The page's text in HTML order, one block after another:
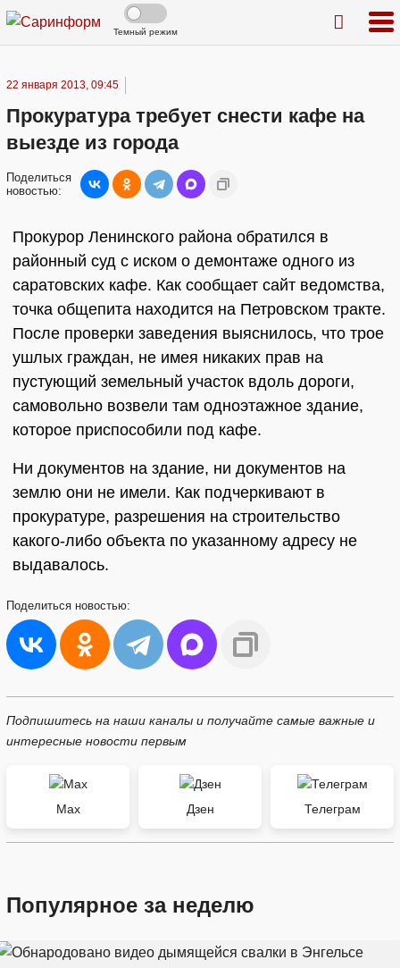
Темный режим
22 января 2013, 09:45
Прокуратура требует снести кафе на
выезде из города
Поделиться
новостью:
Прокурор Ленинского района обратился в
районный суд с иском о демонтаже одного из
саратовских кафе. Как сообщает сайт ведомства,
точка общепита находится на Петровском тракте.
После проверки заведения выяснилось, что трое
ушлых граждан, не имея никаких прав на
пустующий земельный участок вдоль дороги,
самовольно возвели там одноэтажное здание,
которое приспособили под кафе.
Ни документов на здание, ни документов на
землю они не имели. Как подчеркивают в
прокуратуре, разрешения на строительство
какого-либо объекта по указанному адресу не
выдавалось.
Поделиться новостью:
Подпишитесь на наши каналы и получайте самые важные и
интересные новости первым
Max Дзен Телеграм
Популярное за неделю